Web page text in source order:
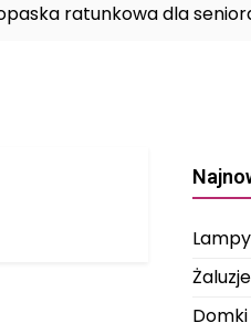
ratunkowa dla seniora